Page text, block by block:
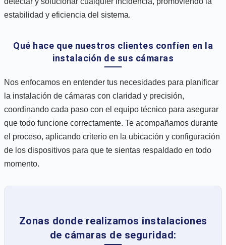
estabilidad y eficiencia del sistema.
Qué hace que nuestros clientes confíen en la
instalación de sus cámaras
Nos enfocamos en entender tus necesidades para planificar
la instalación de cámaras con claridad y precisión,
coordinando cada paso con el equipo técnico para asegurar
que todo funcione correctamente. Te acompañamos durante
el proceso, aplicando criterio en la ubicación y configuración
de los dispositivos para que te sientas respaldado en todo
momento.
Zonas donde realizamos instalaciones
de cámaras de seguridad: